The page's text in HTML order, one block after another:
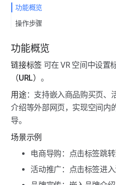
界面展示-点位样式
界面展示-入场设置
界面展示-页面组件
界面展示-背景音乐
热点标签-视频标签
热点标签-音频标签
热点标签-全景图标签
热点标签-链接标签
热点标签-跳转点位
热点标签-跳转VR
功能概览
操作步骤
功能概览
链接标签 可在 VR 空间中设置
（URL） 。
用途：支持嵌入商品购买页、
介绍等外部网页，实现空间内
导。
场景示例
电商导购：点击标签跳转
活动推广：点击标签进入